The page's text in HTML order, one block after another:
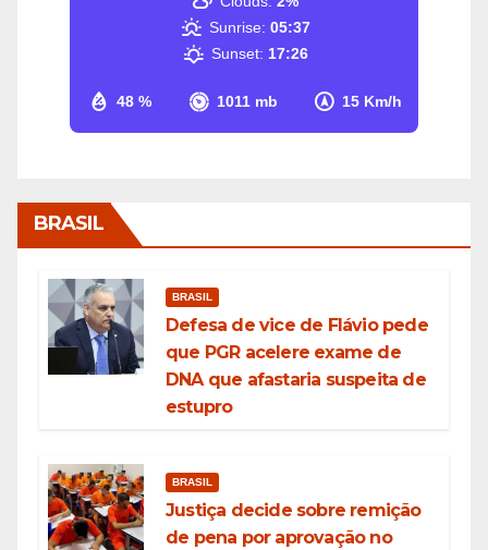
48 % 1011 mb 15 Km/h
Sunrise: 05:37
Sunset: 17:26
BRASIL
BRASIL
Defesa de vice de Flávio pede
que PGR acelere exame de
DNA que afastaria suspeita de
estupro
BRASIL
Justiça decide sobre remição
de pena por aprovação no